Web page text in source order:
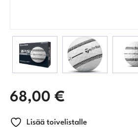
68,00 €
Lisää toivelistalle